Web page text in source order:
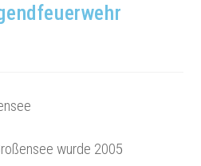
wurde 2005